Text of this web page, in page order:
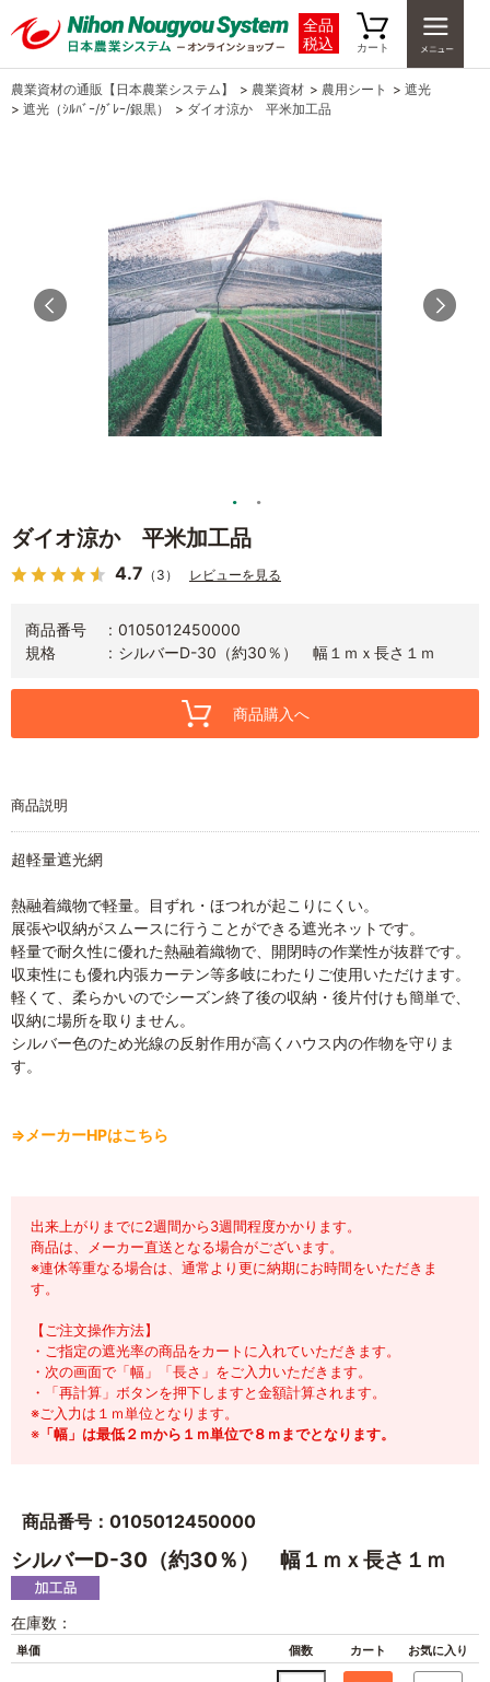
全品
税込
カート
農業資材の通販【日本農業システム】 > 農業資材 > 農用シート > 遮光
> 遮光（ｼﾙﾊﾞｰ/ｸﾞﾚｰ/銀黒） > ダイオ涼か 平米加工品
ダイオ涼か 平米加工品
4.7 （3） レビューを見る
商品番号
0105012450000
規格
シルバーD-30（約30％） 幅１ｍｘ長さ１ｍ
商品購入へ
商品説明
超軽量遮光網
熱融着織物で軽量。目ずれ・ほつれが起こりにくい。
展張や収納がスムースに行うことができる遮光ネットです。
軽量で耐久性に優れた熱融着織物で、開閉時の作業性が抜群です。
収束性にも優れ内張カーテン等多岐にわたりご使用いただけます。
軽くて、柔らかいのでシーズン終了後の収納・後片付けも簡単で、
収納に場所を取りません。
シルバー色のため光線の反射作用が高くハウス内の作物を守りま
す。
⇒メーカーHPはこちら
出来上がりまでに2週間から3週間程度かかります。
商品は、メーカー直送となる場合がございます。
※連休等重なる場合は、通常より更に納期にお時間をいただきま
す。
【ご注文操作方法】
・ご指定の遮光率の商品をカートに入れていただきます。
・次の画面で「幅」「長さ」をご入力いただきます。
・「再計算」ボタンを押下しますと金額計算されます。
※ご入力は１ｍ単位となります。
※ 「幅」は最低２ｍから１ｍ単位で８ｍまでとなります。
商品番号：0105012450000
シルバーD-30（約30％） 幅１ｍｘ長さ１ｍ
在庫数：
単価 個数 カート お気に入り